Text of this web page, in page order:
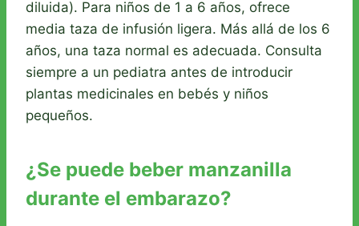
diluida). Para niños de 1 a 6 años, ofrece
media taza de infusión ligera. Más allá de los 6
años, una taza normal es adecuada. Consulta
siempre a un pediatra antes de introducir
plantas medicinales en bebés y niños
pequeños.
¿Se puede beber manzanilla
durante el embarazo?